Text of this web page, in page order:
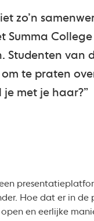
zo’n
Summa
Studenten van
te praten
met je haar?”
Hoe dat er in de
en eerlijke